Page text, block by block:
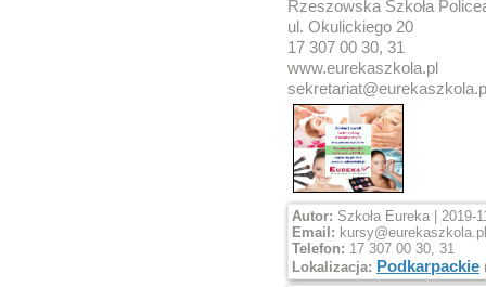
Rzeszowska Szkoła
ul. Okulickiego 20
17 307 00 30, 31
www.eurekaszkola.pl
Autor: Szkoła Eureka | 2019-
Email: kursy@eurekaszkola.pl
Telefon: 17 307 00 30, 31
Lokalizacja: Podkarpackie